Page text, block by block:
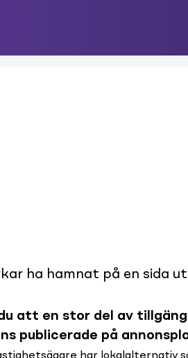
ha hamnat på en sida
att en stor del av
publicerade på